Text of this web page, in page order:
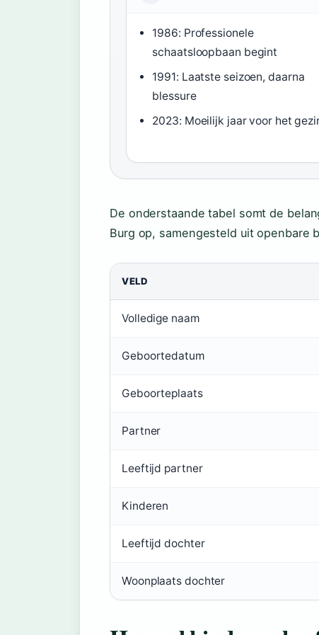
1986: Professionele
schaatsloopbaan begint
1991: Laatste seizoen, daarna
blessure
2023: Moeilijk jaar voor het
De onderstaande tabel somt de
Burg op, samengesteld uit openbare
VELD
Volledige naam
Geboortedatum
Geboorteplaats
Partner
Leeftijd partner
Kinderen
Leeftijd dochter
Woonplaats dochter